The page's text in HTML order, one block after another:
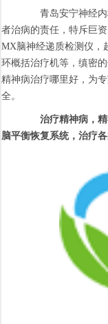
青岛安宁神经内
者治病的责任，特斥巨
MX脑神经递质检测仪，
环概括治疗机等，缜密
精神病治疗哪里好，为
全。
治疗精神病，
脑平衡恢复系统，治疗